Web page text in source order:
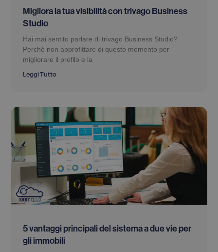
Migliora la tua visibilità con trivago Business
Studio
Hai mai sentito parlare di trivago Business Studio?
Perché non approfittare di questo momento per
migliorare il profilo e la
Leggi Tutto
5 vantaggi principali del sistema a due vie per
gli immobili